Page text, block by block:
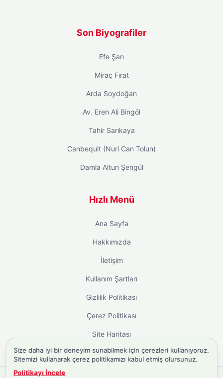
Son Biyografiler
Efe Şan
Miraç Fırat
Arda Soydoğan
Av. Eren Ali Bingöl
Tahir Sarıkaya
Canbequit (Nuri Can Tolun)
Damla Altun Şengül
Hızlı Menü
Ana Sayfa
Hakkımızda
İletişim
Kullanım Şartları
Gizlilik Politikası
Çerez Politikası
Site Haritası
Size daha iyi bir deneyim sunabilmek için çerezleri kullanıyoruz.
Sitemizi kullanarak çerez politikamızı kabul etmiş olursunuz.
Politikayı İncele